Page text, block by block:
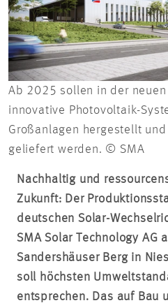
Ab 2025 sollen in der
innovative Photovoltaik-
Großanlagen hergestellt
geliefert werden. © SMA
Nachhaltig und
Zukunft: Der
deutschen Solar-
SMA Solar Technology AG
Sandershäuser Berg in
soll höchsten
entsprechen. Das auf Bau